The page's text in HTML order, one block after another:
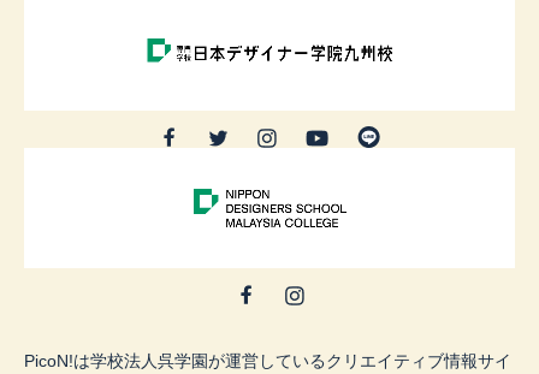
PicoN!は学校法人呉学園が運営しているクリエイティブ情報サイ